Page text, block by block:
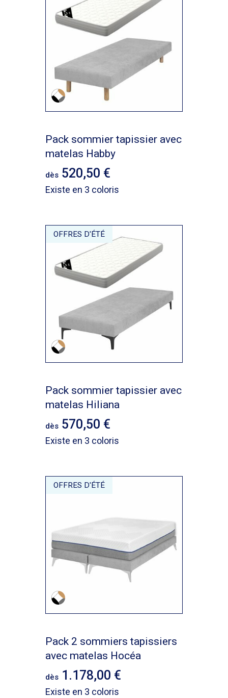
Pack sommier tapissier avec
matelas Habby
dès 520,50
Existe en 3 coloris
OFFRES D'ÉTÉ
Pack sommier tapissier avec
matelas Hiliana
dès 570,50
Existe en 3 coloris
OFFRES D'ÉTÉ
Pack 2 sommiers tapissiers
avec matelas Hocéa
dès 1.178,00
Existe en 3 coloris